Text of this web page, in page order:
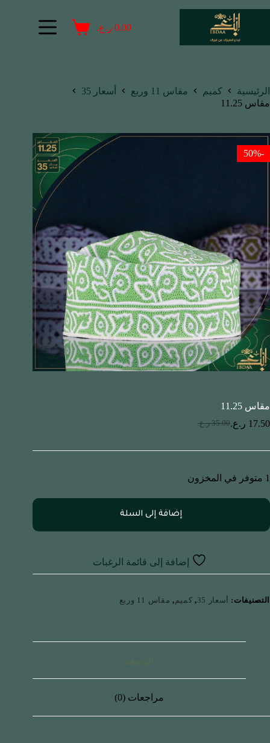
0.00 ر.ع.
الرئيسية كميم مقاس 11 وربع
أسعار 35
مقاس 11.25
-50%
مقاس 11.25
35.00 ر.ع. 17.50 ر.ع.
1 متوفر في المخزون
إضافة إلى السلة
إضافة إلى قائمة الرغبات
التصنيفات: أسعار 35 , كميم , مقاس 11 وربع
مراجعات (0)